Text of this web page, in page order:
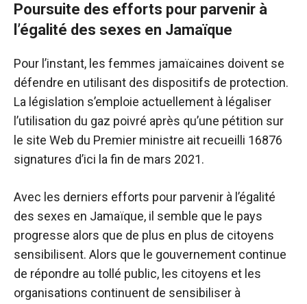
Poursuite des efforts pour parvenir à
l’égalité des sexes en Jamaïque
Pour l’instant, les femmes jamaïcaines doivent se
défendre en utilisant des dispositifs de protection.
La législation s’emploie actuellement à légaliser
l’utilisation du gaz poivré après qu’une pétition sur
le site Web du Premier ministre ait recueilli 16876
signatures d’ici la fin de mars 2021.
Avec les derniers efforts pour parvenir à l’égalité
des sexes en Jamaïque, il semble que le pays
progresse alors que de plus en plus de citoyens
sensibilisent. Alors que le gouvernement continue
de répondre au tollé public, les citoyens et les
organisations continuent de sensibiliser à